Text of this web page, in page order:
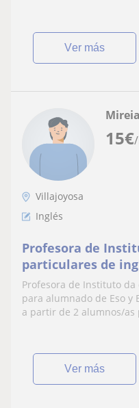
ver más
15€
Mireia
Villajoyosa
Inglés
Profesora de
particulares de
Eso y
partir 2 alumnos
Profesora de Instituto
para alumnado de Eso y
a partir de 2 alumnos/as
ver más